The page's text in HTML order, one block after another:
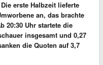
erste Halbzeit lieferte
an, das brachte
20:30 Uhr startete die
insgesamt und 0,27
die Quoten auf 3,7